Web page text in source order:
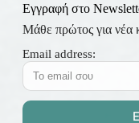
Εγγραφή στο
Μάθε πρώτος για νέα
Email address: